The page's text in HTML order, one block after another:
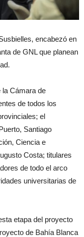
encabezó en
de GNL que planean
la Cámara de
de todos los
el
Santiago
Ciencia e
Costa; titulares
de todo el arco
universitarias de
etapa del proyecto
de Bahía Blanca